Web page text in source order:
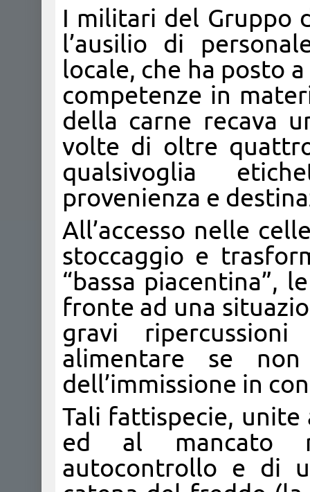
I militari del Gruppo
l’ausilio di
locale, che ha posto
competenze in
della carne recava
volte di oltre
qualsivoglia
provenienza e
All’accesso nelle
stoccaggio e
“bassa piacentina”,
fronte ad una
gravi
alimentare se
dell’immissione in
Tali fattispecie, unite
ed al mancato
autocontrollo e di